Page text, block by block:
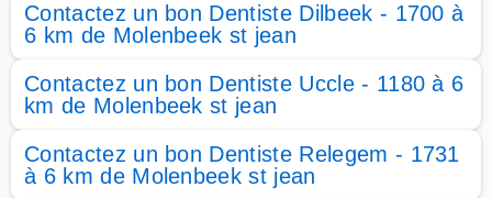
Contactez un bon Dentiste Dilbeek - 1700 à
6 km de Molenbeek st jean
Contactez un bon Dentiste Uccle - 1180 à 6
km de Molenbeek st jean
Contactez un bon Dentiste Relegem - 1731
à 6 km de Molenbeek st jean